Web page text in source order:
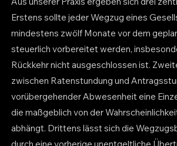
Erstens sollte jeder Wegzug eines
mindestens zwölf Monate vor dem
steuerlich vorbereitet werden,
Rückkehr nicht ausgeschlossen ist.
zwischen Ratenstundung und
vorübergehender Abwesenheit eine
die maßgeblich von der
abhängt. Drittens lässt sich die